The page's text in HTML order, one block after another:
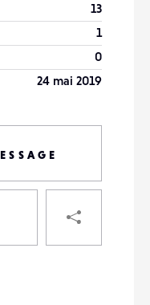
13
1
0
24 mai 2019